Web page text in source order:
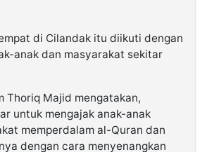
di Cilandak itu diikuti dengan
anak dan masyarakat sekitar
Thoriq Majid mengatakan,
untuk mengajak anak-anak
memperdalam al-Quran dan
dengan cara menyenangkan